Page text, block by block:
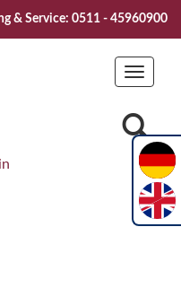
2026" Vive la
& Service: 0511 - 45960900
Toggle